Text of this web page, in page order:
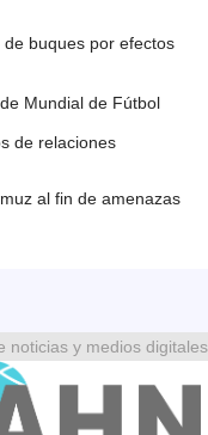
buques por efectos
Mundial de Fútbol
de relaciones
al fin de amenazas
noticias y medios digitales